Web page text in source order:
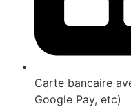
Carte bancaire
Google Pay, etc)